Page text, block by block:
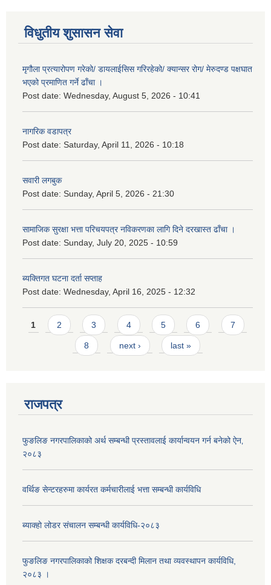
विधुतीय शुसासन सेवा
मृगौला प्रत्यारोपण गरेको/ डायलाईसिस गरिरहेको/ क्यान्सर रोग/ मेरुदण्ड पक्षघात
भएको प्रमाणित गर्ने ढाँचा ।
Post date: Wednesday, August 5, 2026 - 10:41
नागरिक वडापत्र
Post date: Saturday, April 11, 2026 - 10:18
सवारी लगबुक
Post date: Sunday, April 5, 2026 - 21:30
सामाजिक सुरक्षा भत्ता परिचयपत्र नविकरणका लागि दिने दरखास्त ढाँचा ।
Post date: Sunday, July 20, 2025 - 10:59
ब्यक्तिगत घटना दर्ता सप्ताह
Post date: Wednesday, April 16, 2025 - 12:32
Pages
1 2 3 4 5 6 7
8 next › last »
राजपत्र
फुङलिङ नगरपालिकाको अर्थ सम्बन्धी प्रस्तावलाई कार्यान्वयन गर्न बनेको ऐन‚
२०८३
वर्थिङ सेन्टरहरुमा कार्यरत कर्मचारीलाई भत्ता सम्बन्धी कार्यविधि
ब्याक्हो लोडर संचालन सम्बन्धी कार्यविधि-२०८३
फुङलिङ नगरपालिकाको शिक्षक दरबन्दी मिलान तथा व्यवस्थापन कार्यविधि,
२०८३ ।